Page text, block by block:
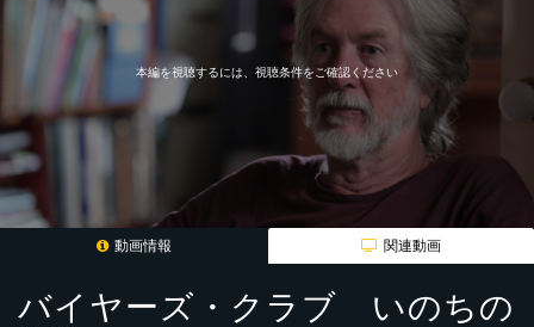
本編を視聴するには、視聴条件をご確認ください
動画情報 関連動画
バイヤーズ・クラブ いのちの